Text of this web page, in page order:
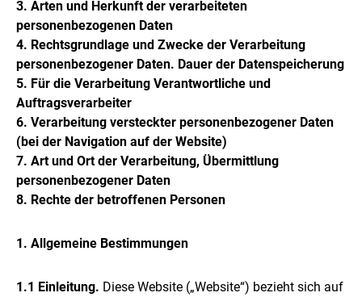
3. Arten und Herkunft der verarbeiteten
personenbezogenen Daten
4. Rechtsgrundlage und Zwecke der Verarbeitung
personenbezogener Daten. Dauer der Datenspeicherung
5. Für die Verarbeitung Verantwortliche und
Auftragsverarbeiter
6. Verarbeitung versteckter personenbezogener Daten
(bei der Navigation auf der Website)
7. Art und Ort der Verarbeitung, Übermittlung
personenbezogener Daten
8. Rechte der betroffenen Personen
1. Allgemeine Bestimmungen
1.1 Einleitung. Diese Website („Website“) bezieht sich auf